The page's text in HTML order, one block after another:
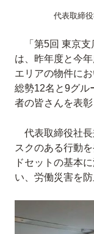
代表取締
「第5回 東京支
は、昨年度と今
エリアの物件に
総勢12名と9グル
者の皆さんを表彰
代表取締役社長
スクのある行動
ドセットの基本
い、労働災害を